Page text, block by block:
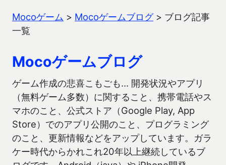
Mocoゲーム > Mocoゲームブログ> ブログ記事
一覧
Mocoゲームブログ
ゲーム作成の悲喜こもごも… 開発状況やアプリ
（無料ゲーム多数）に関すること、携帯電話やス
マホのこと、公式ストア（Google Play, App
Store）でのアプリ公開のこと、プログラミング
のこと、更新情報などをアップしています。ガラ
ケー時代からかれこれ20年以上継続しているブ